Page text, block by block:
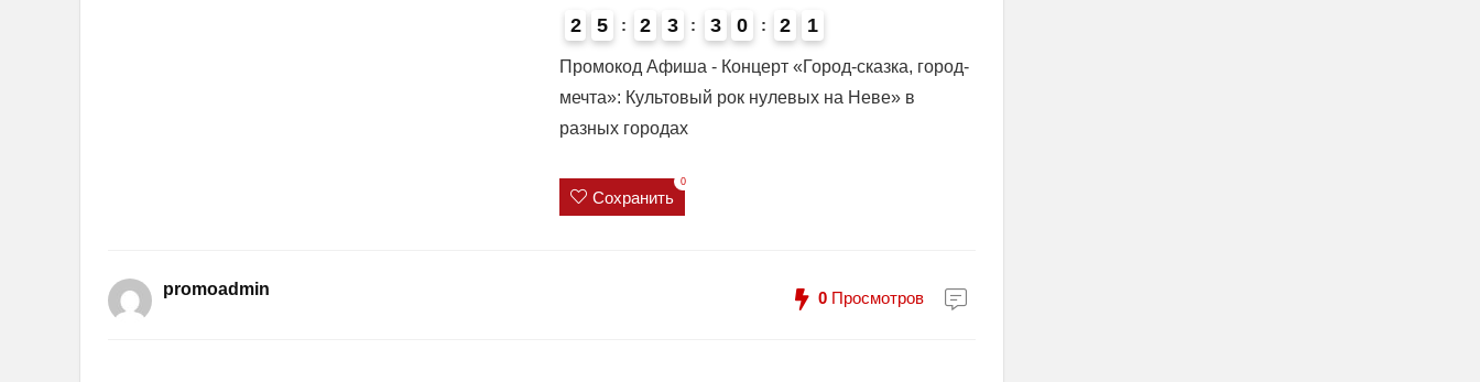
2 5 2 3 3 0 2
0
1
Промокод Афиша - Концерт «Город-сказка, город-
мечта»: Культовый рок нулевых на Неве» в
разных городах
Сохранить
0
promoadmin 0 Просмотров